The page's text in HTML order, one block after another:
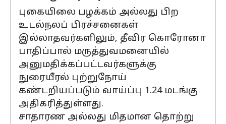
புகையிலை பழக்கம் அல்லது பிற
உடல்நலப் பிரச்சனைகள்
இல்லாதவர்களிலும், தீவிர கொரோனா
பாதிப்பால் மருத்துவமனையில்
அனுமதிக்கப்பட்டவர்களுக்கு
நுரையீரல் புற்றுநோய்
கண்டறியப்படும் வாய்ப்பு 1.24 மடங்கு
அதிகரித்துள்ளது.
சாதாரண அல்லது மிதமான தொற்று